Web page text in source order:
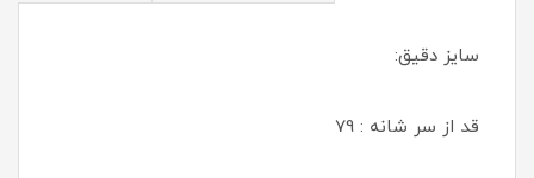
سایز دقیق:
قد از سر شانه : 79